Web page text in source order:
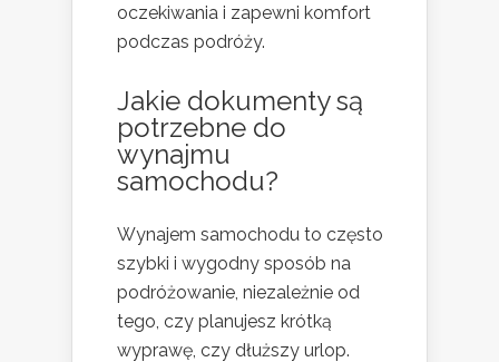
oczekiwania i zapewni komfort
podczas podróży.
Jakie dokumenty są
potrzebne do
wynajmu
samochodu?
Wynajem samochodu to często
szybki i wygodny sposób na
podróżowanie, niezależnie od
tego, czy planujesz krótką
wyprawę, czy dłuższy urlop.